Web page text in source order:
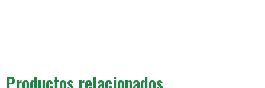
Productos relacionados